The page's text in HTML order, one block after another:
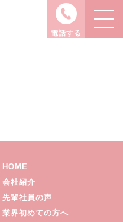
電話する
HOME
会社紹介
先輩社員の声
業界初めての方へ